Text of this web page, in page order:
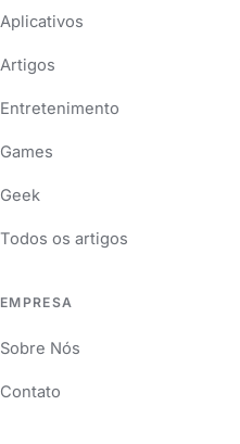
Aplicativos
Artigos
Entretenimento
Games
Geek
Todos os artigos
EMPRESA
Sobre Nós
Contato